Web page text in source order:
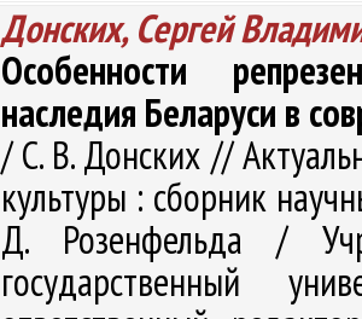
Донских, Сергей
Особенности
наследия Беларуси в
/ С. В. Донских //
культуры : сборник
Д. Розенфельда /
государственный